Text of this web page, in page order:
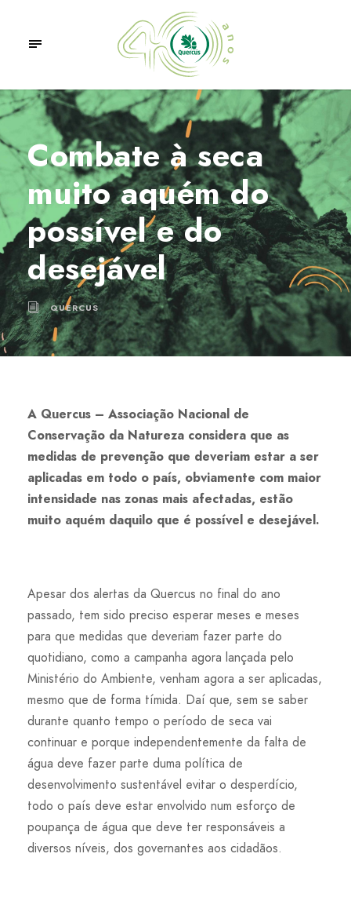
Combate à seca
muito aquém do
possível e do
desejável
QUERCUS
A Quercus – Associação Nacional de
Conservação da Natureza considera que as
medidas de prevenção que deveriam estar a ser
aplicadas em todo o país, obviamente com maior
intensidade nas zonas mais afectadas, estão
muito aquém daquilo que é possível e desejável.
Apesar dos alertas da Quercus no final do ano
passado, tem sido preciso esperar meses e meses
para que medidas que deveriam fazer parte do
quotidiano, como a campanha agora lançada pelo
Ministério do Ambiente, venham agora a ser aplicadas,
mesmo que de forma tímida. Daí que, sem se saber
durante quanto tempo o período de seca vai
continuar e porque independentemente da falta de
água deve fazer parte duma política de
desenvolvimento sustentável evitar o desperdício,
todo o país deve estar envolvido num esforço de
poupança de água que deve ter responsáveis a
diversos níveis, dos governantes aos cidadãos.